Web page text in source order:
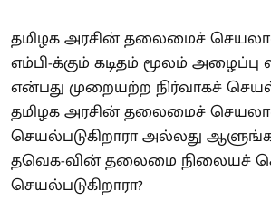
தமிழக அரசின் தலைமைச்
எம்பி-க்கும் கடிதம் மூலம் அழைப்பு
என்பது முறையற்ற நிர்வாகச்
தமிழக அரசின் தலைமைச்
செயல்படுகிறாரா அல்லது
தவெக-வின் தலைமை நிலையச்
செயல்படுகிறாரா?